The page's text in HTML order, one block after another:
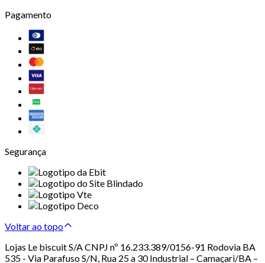
Pagamento
Segurança
Voltar ao topo
Lojas Le biscuit S/A CNPJ nº 16.233.389/0156-91 Rodovia BA
535 - Via Parafuso S/N, Rua 25 a 30 Industrial – Camaçari/BA –